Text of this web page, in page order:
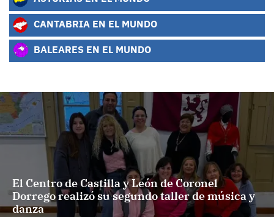
CANTABRIA EN EL MUNDO
BALEARES EN EL MUNDO
El Centro de Castilla y León de Coronel
Dorrego realizó su segundo taller de música y
danza